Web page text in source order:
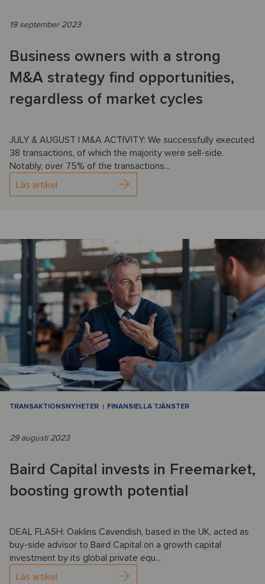
19 september 2023
Business owners with a strong
M&A strategy find opportunities,
regardless of market cycles
JULY & AUGUST | M&A ACTIVITY: We successfully executed
38 transactions, of which the majority were sell-side.
Notably, over 75% of the transactions...
Läs artikel
TRANSAKTIONSNYHETER FINANSIELLA TJÄNSTER
29 augusti 2023
Baird Capital invests in Freemarket,
boosting growth potential
DEAL FLASH: Oaklins Cavendish, based in the UK, acted as
buy-side advisor to Baird Capital on a growth capital
investment by its global private equ...
Läs artikel